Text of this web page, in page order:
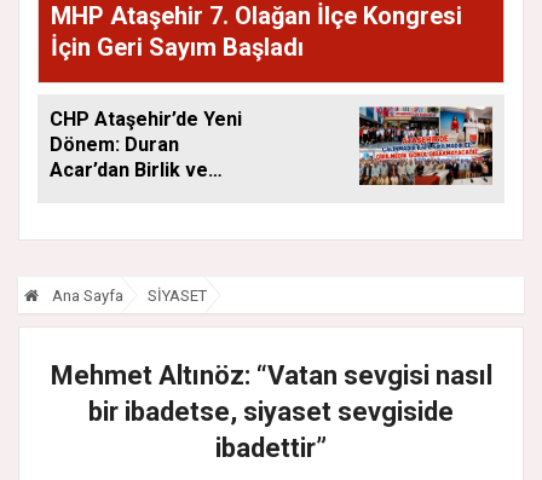
MHP Ataşehir 7. Olağan İlçe Kongresi
İçin Geri Sayım Başladı
CHP Ataşehir’de Yeni
Dönem: Duran
Acar’dan Birlik ve
Ana Sayfa SİYASET
Mehmet Altınöz: “Vatan sevgisi nasıl
bir ibadetse, siyaset sevgiside
ibadettir”